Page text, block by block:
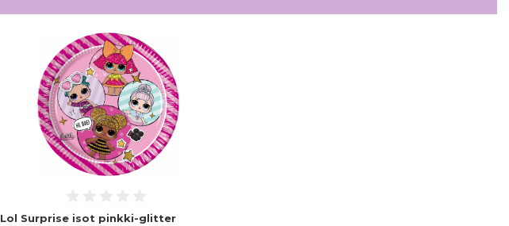
Lol Surprise isot pinkki-glitter